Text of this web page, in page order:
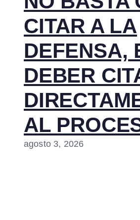
CITAR A LA
DEFENSA,
DEBER
AL
agosto 3, 2026